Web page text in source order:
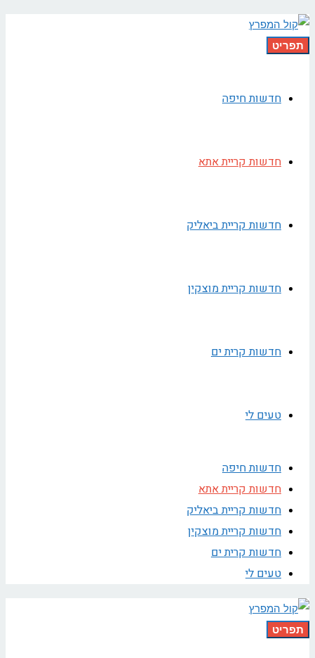
תפריט
חדשות חיפה
חדשות קריית אתא
חדשות קריית ביאליק
חדשות קריית מוצקין
חדשות קרית ים
טעים לי
חדשות חיפה
חדשות קריית אתא
חדשות קריית ביאליק
חדשות קריית מוצקין
חדשות קרית ים
טעים לי
תפריט